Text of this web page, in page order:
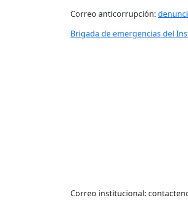
Correo anticorrupción:
Brigada de emergencias del
Correo institucional: